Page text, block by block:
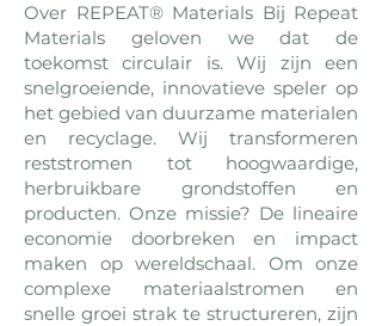
Over REPEAT® Materials Bij Repeat
Materials geloven we dat de
toekomst circulair is. Wij zijn een
snelgroeiende, innovatieve speler op
het gebied van duurzame materialen
en recyclage. Wij transformeren
reststromen tot hoogwaardige,
herbruikbare grondstoffen en
producten. Onze missie? De lineaire
economie doorbreken en impact
maken op wereldschaal. Om onze
complexe materiaalstromen en
snelle groei strak te structureren, zijn